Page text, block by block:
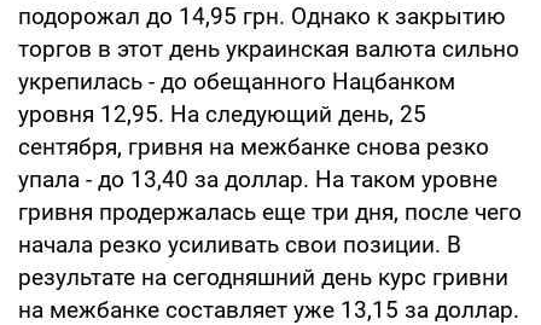
подорожал до 14,95 грн. Однако к закрытию
торгов в этот день украинская валюта сильно
укрепилась - до обещанного Нацбанком
уровня 12,95. На следующий день, 25
сентября, гривня на межбанке снова резко
упала - до 13,40 за доллар. На таком уровне
гривня продержалась еще три дня, после чего
начала резко усиливать свои позиции. В
результате на сегодняшний день курс гривни
на межбанке составляет уже 13,15 за доллар.